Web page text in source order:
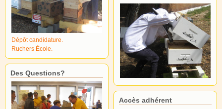
Dépôt candidature.
Ruchers École.
Des Questions?
Accès adhérent